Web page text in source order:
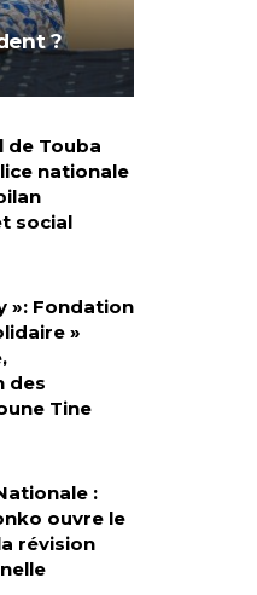
?
de Touba
nationale
social
»: Fondation
»
des
Tine
:
ouvre le
révision